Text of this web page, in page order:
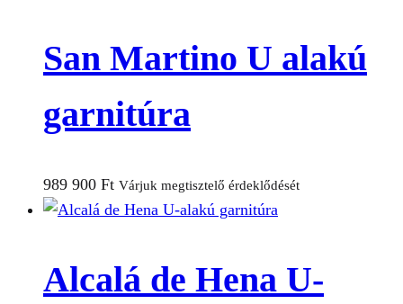
San Martino U alakú
garnitúra
989 900 Ft Várjuk megtisztelő érdeklődését
Alcalá de Hena U-